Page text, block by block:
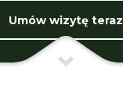
Umów wizytę teraz